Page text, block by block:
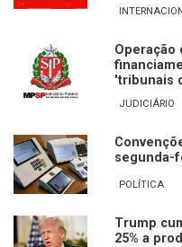
Operação
'tribunais
JUDICIÁRIO
segunda-
POLÍTICA
Trump
25% a